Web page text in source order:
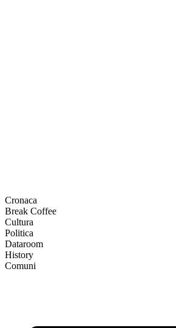
Cronaca
Break Coffee
Cultura
Politica
Dataroom
History
Comuni